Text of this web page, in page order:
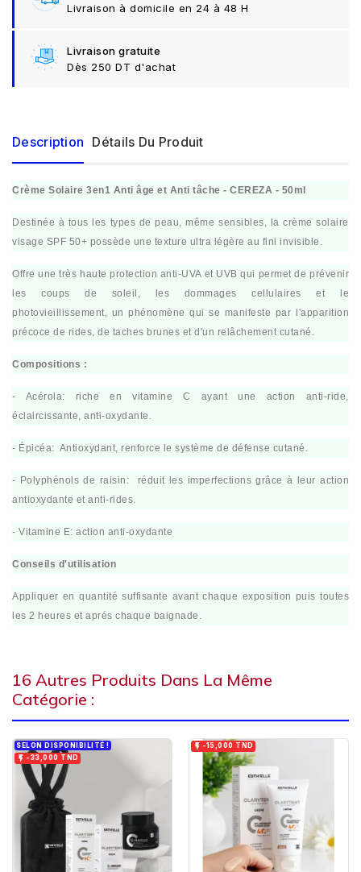
Livraison à domicile en 24 à 48 H
Livraison gratuite
Dès 250 DT d'achat
Description Détails Du Produit
Crème Solaire 3en1 Anti âge et Anti tâche - CEREZA - 50ml
Destinée à tous les types de peau, même sensibles, la crème solaire
visage SPF 50+ possède une texture ultra légère au fini invisible.
Offre une très haute protection anti-UVA et UVB qui permet de prévenir
les coups de soleil, les dommages cellulaires et le
photovieillissement, un phénomène qui se manifeste par l'apparition
précoce de rides, de taches brunes et d'un relâchement cutané.
Compositions :
- Acérola: riche en vitamine C ayant une action anti-ride,
éclaircissante, anti-oxydante.
- Épicéa: Antioxydant, renforce le système de défense cutané.
- Polyphénols de raisin: réduit les imperfections grâce à leur action
antioxydante et anti-rides.
- Vitamine E: action anti-oxydante
Conseils d'utilisation
Appliquer en quantité suffisante avant chaque exposition puis toutes
les 2 heures et aprés chaque baignade.
16 Autres Produits Dans La Même
Catégorie :
SELON DISPONIBILITÉ !
 -33,000 TND
 -15,000 TND